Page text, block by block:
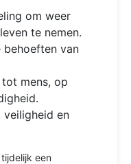
om weer
te nemen.
behoeften van
tot mens, op
veiligheid en
een